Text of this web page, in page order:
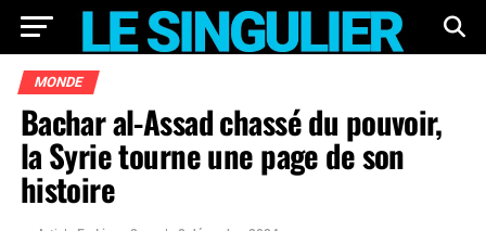
MONDE
Bachar al-Assad chassé du pouvoir,
la Syrie tourne une page de son
histoire